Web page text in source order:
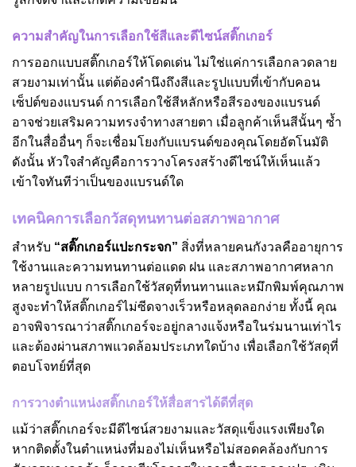
ความสำคัญในการเลือกใช้สีและดีไซน์สติ๊กเกอร์
การออกแบบสติ๊กเกอร์ให้โดดเด่น ไม่ใช่แค่การเลือกลวดลาย
สวยงามเท่านั้น แต่ต้องคำนึงถึงสีและรูปแบบที่เข้ากับคอน
เซ็ปต์ของแบรนด์ การเลือกใช้สีหลักหรือสีรองของแบรนด์
อาจช่วยเสริมความทรงจำทางสายตา เมื่อลูกค้าเห็นสีนั้นๆ ซ้ำ
อีกในสื่ออื่นๆ ก็จะเชื่อมโยงกับแบรนด์ของคุณโดยอัตโนมัติ
ดังนั้น หัวใจสำคัญคือการวางโครงสร้างดีไซน์ให้เห็นแล้ว
เข้าใจทันทีว่าเป็นของแบรนด์ใด
เทคนิคการเลือกวัสดุทนทานต่อสภาพอากาศ
สำหรับ “สติ๊กเกอร์แปะกระจก” สิ่งที่หลายคนกังวลคืออายุการ
ใช้งานและความทนทานต่อแดด ฝน และสภาพอากาศหลาก
หลายรูปแบบ การเลือกใช้วัสดุที่ทนทานและหมึกพิมพ์คุณภาพ
สูงจะทำให้สติ๊กเกอร์ไม่ซีดจางเร็วหรือหลุดลอกง่าย ทั้งนี้ คุณ
อาจพิจารณาว่าสติ๊กเกอร์จะอยู่กลางแจ้งหรือในร่มนานเท่าไร
และต้องผ่านสภาพแวดล้อมประเภทใดบ้าง เพื่อเลือกใช้วัสดุที่
ตอบโจทย์ที่สุด
การวางตำแหน่งสติ๊กเกอร์ให้สื่อสารได้ดีที่สุด
แม้ว่าสติ๊กเกอร์จะมีดีไซน์สวยงามและวัสดุแข็งแรงเพียงใด
หากติดตั้งในตำแหน่งที่มองไม่เห็นหรือไม่สอดคล้องกับการ